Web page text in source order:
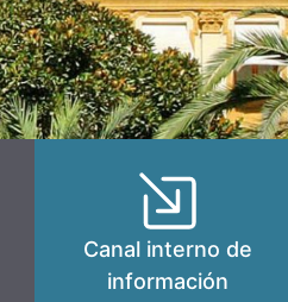
Canal interno de
información